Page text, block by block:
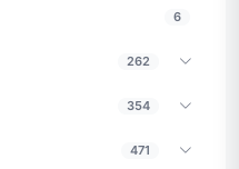
6
262
354
471